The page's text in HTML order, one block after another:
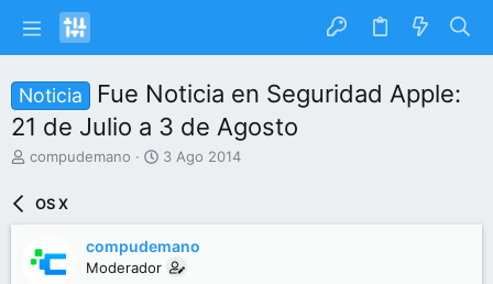
Noticia
Fue Noticia en Seguridad Apple:
21 de Julio a 3 de Agosto
I
a
compudemano
F
d
e
3 Ago 2014
OS X
compudemano
Moderador